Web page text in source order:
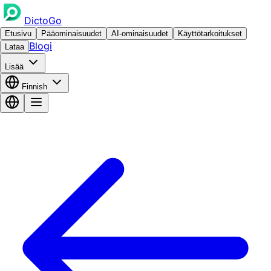
DictoGo
Etusivu Pääominaisuudet AI-ominaisuudet
Käyttötarkoitukset
Lataa Blogi
Lisää
Finnish